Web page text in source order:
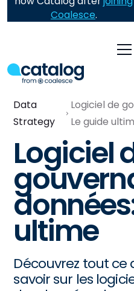
Coalesce.
Data
Strategy
Logiciel de
Le guide
Logiciel
ultime
Découvrez tout ce
savoir sur les